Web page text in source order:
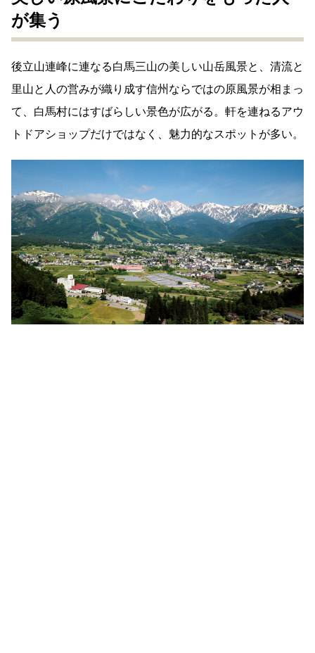
が集う
後立山連峰に連なる白馬三山の美しい山岳風景と、清流と
里山と人の営みが織り成す信州ならではの原風景が相まっ
て、白馬村にはすばらしい景色が広がる。軒を連ねるアウ
トドアショップだけではなく、魅力的なスポットが多い。